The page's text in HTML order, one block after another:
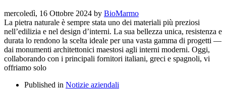
mercoledì, 16 Ottobre 2024 by BioMarmo
La pietra naturale è sempre stata uno dei materiali più preziosi
nell’edilizia e nel design d’interni. La sua bellezza unica, resistenza e
durata lo rendono la scelta ideale per una vasta gamma di progetti —
dai monumenti architettonici maestosi agli interni moderni. Oggi,
collaborando con i principali fornitori italiani, greci e spagnoli, vi
offriamo solo
Published in Notizie aziendali